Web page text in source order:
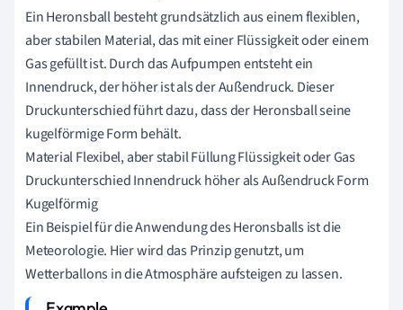
Ein Heronsball besteht grundsätzlich aus einem flexiblen,
aber stabilen Material, das mit einer Flüssigkeit oder einem
Gas gefüllt ist. Durch das Aufpumpen entsteht ein
Innendruck, der höher ist als der Außendruck. Dieser
Druckunterschied führt dazu, dass der Heronsball seine
kugelförmige Form behält.
Material Flexibel, aber stabil Füllung Flüssigkeit oder Gas
Druckunterschied Innendruck höher als Außendruck Form
Kugelförmig
Ein Beispiel für die Anwendung des Heronsballs ist die
Meteorologie. Hier wird das Prinzip genutzt, um
Wetterballons in die Atmosphäre aufsteigen zu lassen.